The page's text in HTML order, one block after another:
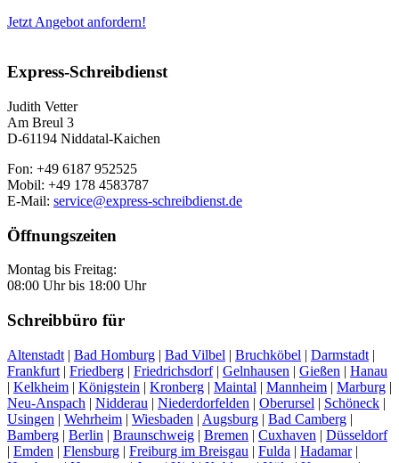
Jetzt Angebot anfordern!
Express-Schreibdienst
Judith Vetter
Am Breul 3
D-61194 Niddatal-Kaichen
Fon: +49 6187 952525
Mobil: +49 178 4583787
E-Mail: service@express-schreibdienst.de
Öffnungszeiten
Montag bis Freitag:
08:00 Uhr bis 18:00 Uhr
Schreibbüro für
Altenstadt | Bad Homburg | Bad Vilbel | Bruchköbel | Darmstadt |
Frankfurt | Friedberg | Friedrichsdorf| Gelnhausen | Gießen | Hanau
| Kelkheim | Königstein | Kronberg | Maintal | Mannheim | Marburg |
Neu-Anspach | Nidderau | Niederdorfelden | Oberursel | Schöneck |
Usingen | Wehrheim | Wiesbaden | Augsburg | Bad Camberg |
Bamberg | Berlin | Braunschweig | Bremen | Cuxhaven | Düsseldorf
| Emden | Flensburg | Freiburg im Breisgau | Fulda | Hadamar|